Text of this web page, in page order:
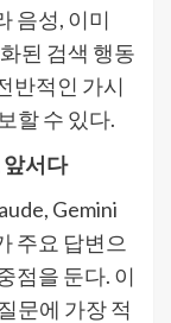
음성, 이미
된 검색 행동
반적인 가시
할 수 있다.
앞서다
Gemini
주요 답변으
점을 둔다. 이
문에 가장 적